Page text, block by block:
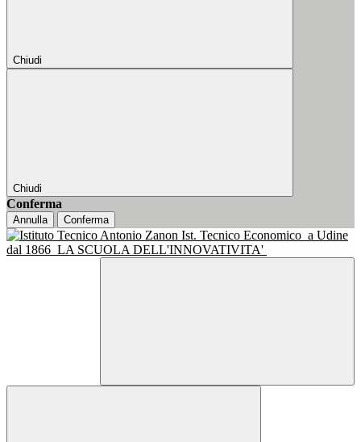
Chiudi
Chiudi
Conferma
Annulla Conferma
Ist. Tecnico Economico a Udine
dal 1866 LA SCUOLA DELL'INNOVATIVITA'